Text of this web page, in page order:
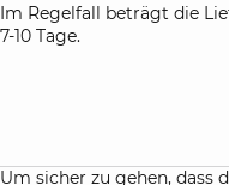
Im Regelfall beträgt die
7-10 Tage.
Um sicher zu gehen, dass